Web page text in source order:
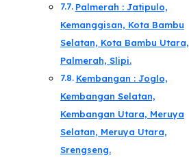
Palmerah : Jatipulo,
Kemanggisan, Kota Bambu
Selatan, Kota Bambu Utara,
Palmerah, Slipi.
Kembangan : Joglo,
Kembangan Selatan,
Kembangan Utara, Meruya
Selatan, Meruya Utara,
Srengseng.